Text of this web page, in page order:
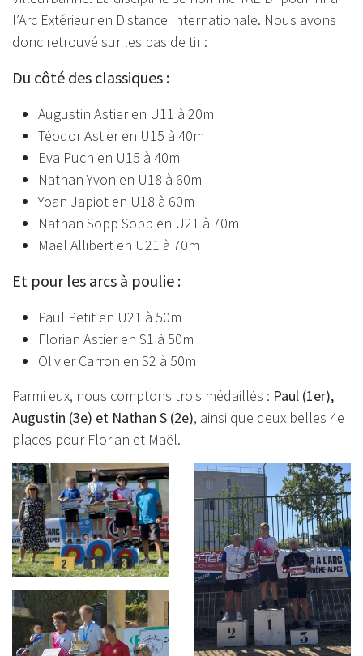
l’Arc Extérieur en Distance Internationale. Nous avons
donc retrouvé sur les pas de tir :
Du côté des classiques :
Augustin Astier en U11 à 20m
Téodor Astier en U15 à 40m
Eva Puch en U15 à 40m
Nathan Yvon en U18 à 60m
Yoan Japiot en U18 à 60m
Nathan Sopp Sopp en U21 à 70m
Mael Allibert en U21 à 70m
Et pour les arcs à poulie :
Paul Petit en U21 à 50m
Florian Astier en S1 à 50m
Olivier Carron en S2 à 50m
Parmi eux, nous comptons trois médaillés : Paul (1er),
Augustin (3e) et Nathan S (2e), ainsi que deux belles 4e
places pour Florian et Maël.